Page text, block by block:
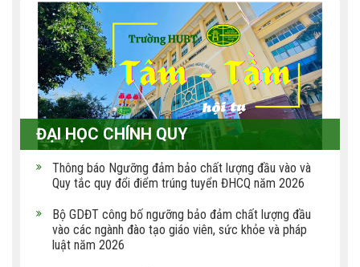
ĐẠI HỌC CHÍNH QUY
Thông báo Ngưỡng đảm bảo chất lượng đầu vào và
Quy tắc quy đổi điểm trúng tuyển ĐHCQ năm 2026
Bộ GDĐT công bố ngưỡng bảo đảm chất lượng đầu
vào các ngành đào tạo giáo viên, sức khỏe và pháp
luật năm 2026